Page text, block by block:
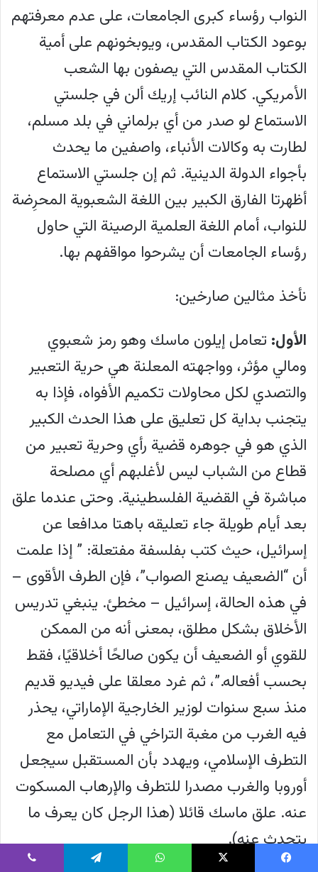
النواب رؤساء كبرى الجامعات، على عدم معرفتهم
بوعود الكتاب المقدس، ويوبخونهم على أمية
الكتاب المقدس التي يصفون بها الشعب
الأمريكي. كلام النائب إريك ألن في جلستي
الاستماع لو صدر من أي برلماني في بلد مسلم،
لطارت به وكالات الأنباء، واصفين ما يحدث
بأجواء الدولة الدينية. ثم إن جلستي الاستماع
أظهرتا الفارق الكبير بين اللغة الشعبوية المحرِضة
للنواب، أمام اللغة العلمية الرصينة التي حاول
رؤساء الجامعات أن يشرحوا مواقفهم بها.
نأخذ مثالين صارخين:
الأول: تعامل إيلون ماسك وهو رمز شعبوي
ومالي مؤثر، وواجهته المعلنة هي حرية التعبير
والتصدي لكل محاولات تكميم الأفواه، فإذا به
يتجنب بداية كل تعليق على هذا الحدث الكبير
الذي هو في جوهره قضية رأي وحرية تعبير من
قطاع من الشباب ليس لأغلبهم أي مصلحة
مباشرة في القضية الفلسطينية. وحتى عندما علق
بعد أيام طويلة جاء تعليقه باهتا مدافعا عن
إسرائيل، حيث كتب بفلسفة مفتعلة: ” إذا علمت
أن “الضعيف يصنع الصواب”، فإن الطرف الأقوى –
في هذه الحالة، إسرائيل – مخطئ. ينبغي تدريس
الأخلاق بشكل مطلق، بمعنى أنه من الممكن
للقوي أو الضعيف أن يكون صالحًا أخلاقيًا، فقط
بحسب أفعاله.”، ثم غرد معلقا على فيديو قديم
منذ سبع سنوات لوزير الخارجية الإماراتي، يحذر
فيه الغرب من مغبة التراخي في التعامل مع
التطرف الإسلامي، ويهدد بأن المستقبل سيجعل
أوروبا والغرب مصدرا للتطرف والإرهاب المسكوت
عنه. علق ماسك قائلا (هذا الرجل كان يعرف ما
يتحدث عنه).